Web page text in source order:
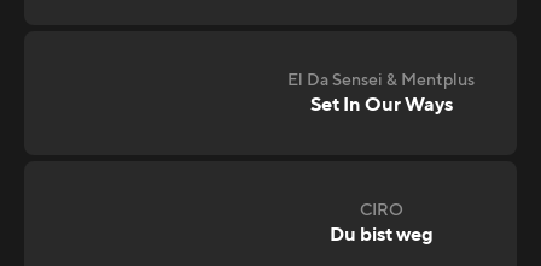
El Da Sensei & Mentplus
Set In Our Ways
CIRO
Du bist weg